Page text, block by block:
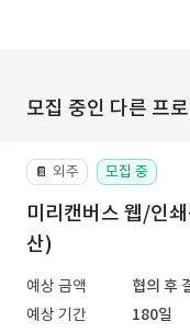
모집 중인 다른 프
📔 외주 모집 중
미리캔버스 웹/인
산)
예상 금액
협의 후
예상 기간
180일